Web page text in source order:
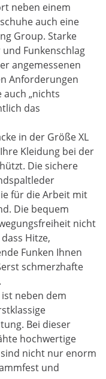
neben einem
auch eine
Group. Starke
Funkenschlag
angemessenen
Anforderungen
„nichts
das
in der Größe XL
Kleidung bei der
Die sichere
für die Arbeit mit
Die bequem
nicht
Hitze,
Funken Ihnen
schmerzhafte
neben dem
Bei dieser
hochwertige
nicht nur enorm
und